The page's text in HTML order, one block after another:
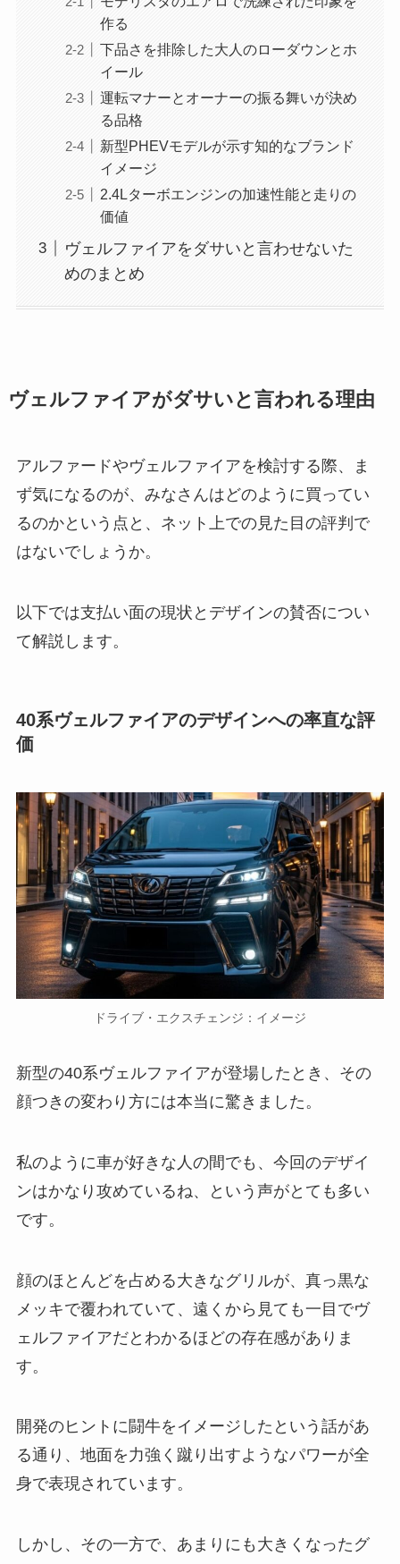
作る
下品さを排除した大人のローダウンとホ
イール
運転マナーとオーナーの振る舞いが決め
る品格
新型PHEVモデルが示す知的なブランド
イメージ
2.4Lターボエンジンの加速性能と走りの
価値
ヴェルファイアをダサいと言わせないた
めのまとめ
ヴェルファイアがダサいと言われる理由
アルファードやヴェルファイアを検討する際、ま
ず気になるのが、みなさんはどのように買ってい
るのかという点と、ネット上での見た目の評判で
はないでしょうか。
以下では支払い面の現状とデザインの賛否につい
て解説します。
40系ヴェルファイアのデザインへの率直な評
価
ドライブ・エクスチェンジ：イメージ
新型の40系ヴェルファイアが登場したとき、その
顔つきの変わり方には本当に驚きました。
私のように車が好きな人の間でも、今回のデザイ
ンはかなり攻めているね、という声がとても多い
です。
顔のほとんどを占める大きなグリルが、真っ黒な
メッキで覆われていて、遠くから見ても一目でヴ
ェルファイアだとわかるほどの存在感がありま
す。
開発のヒントに闘牛をイメージしたという話があ
る通り、地面を力強く蹴り出すようなパワーが全
身で表現されています。
しかし、その一方で、あまりにも大きくなったグ